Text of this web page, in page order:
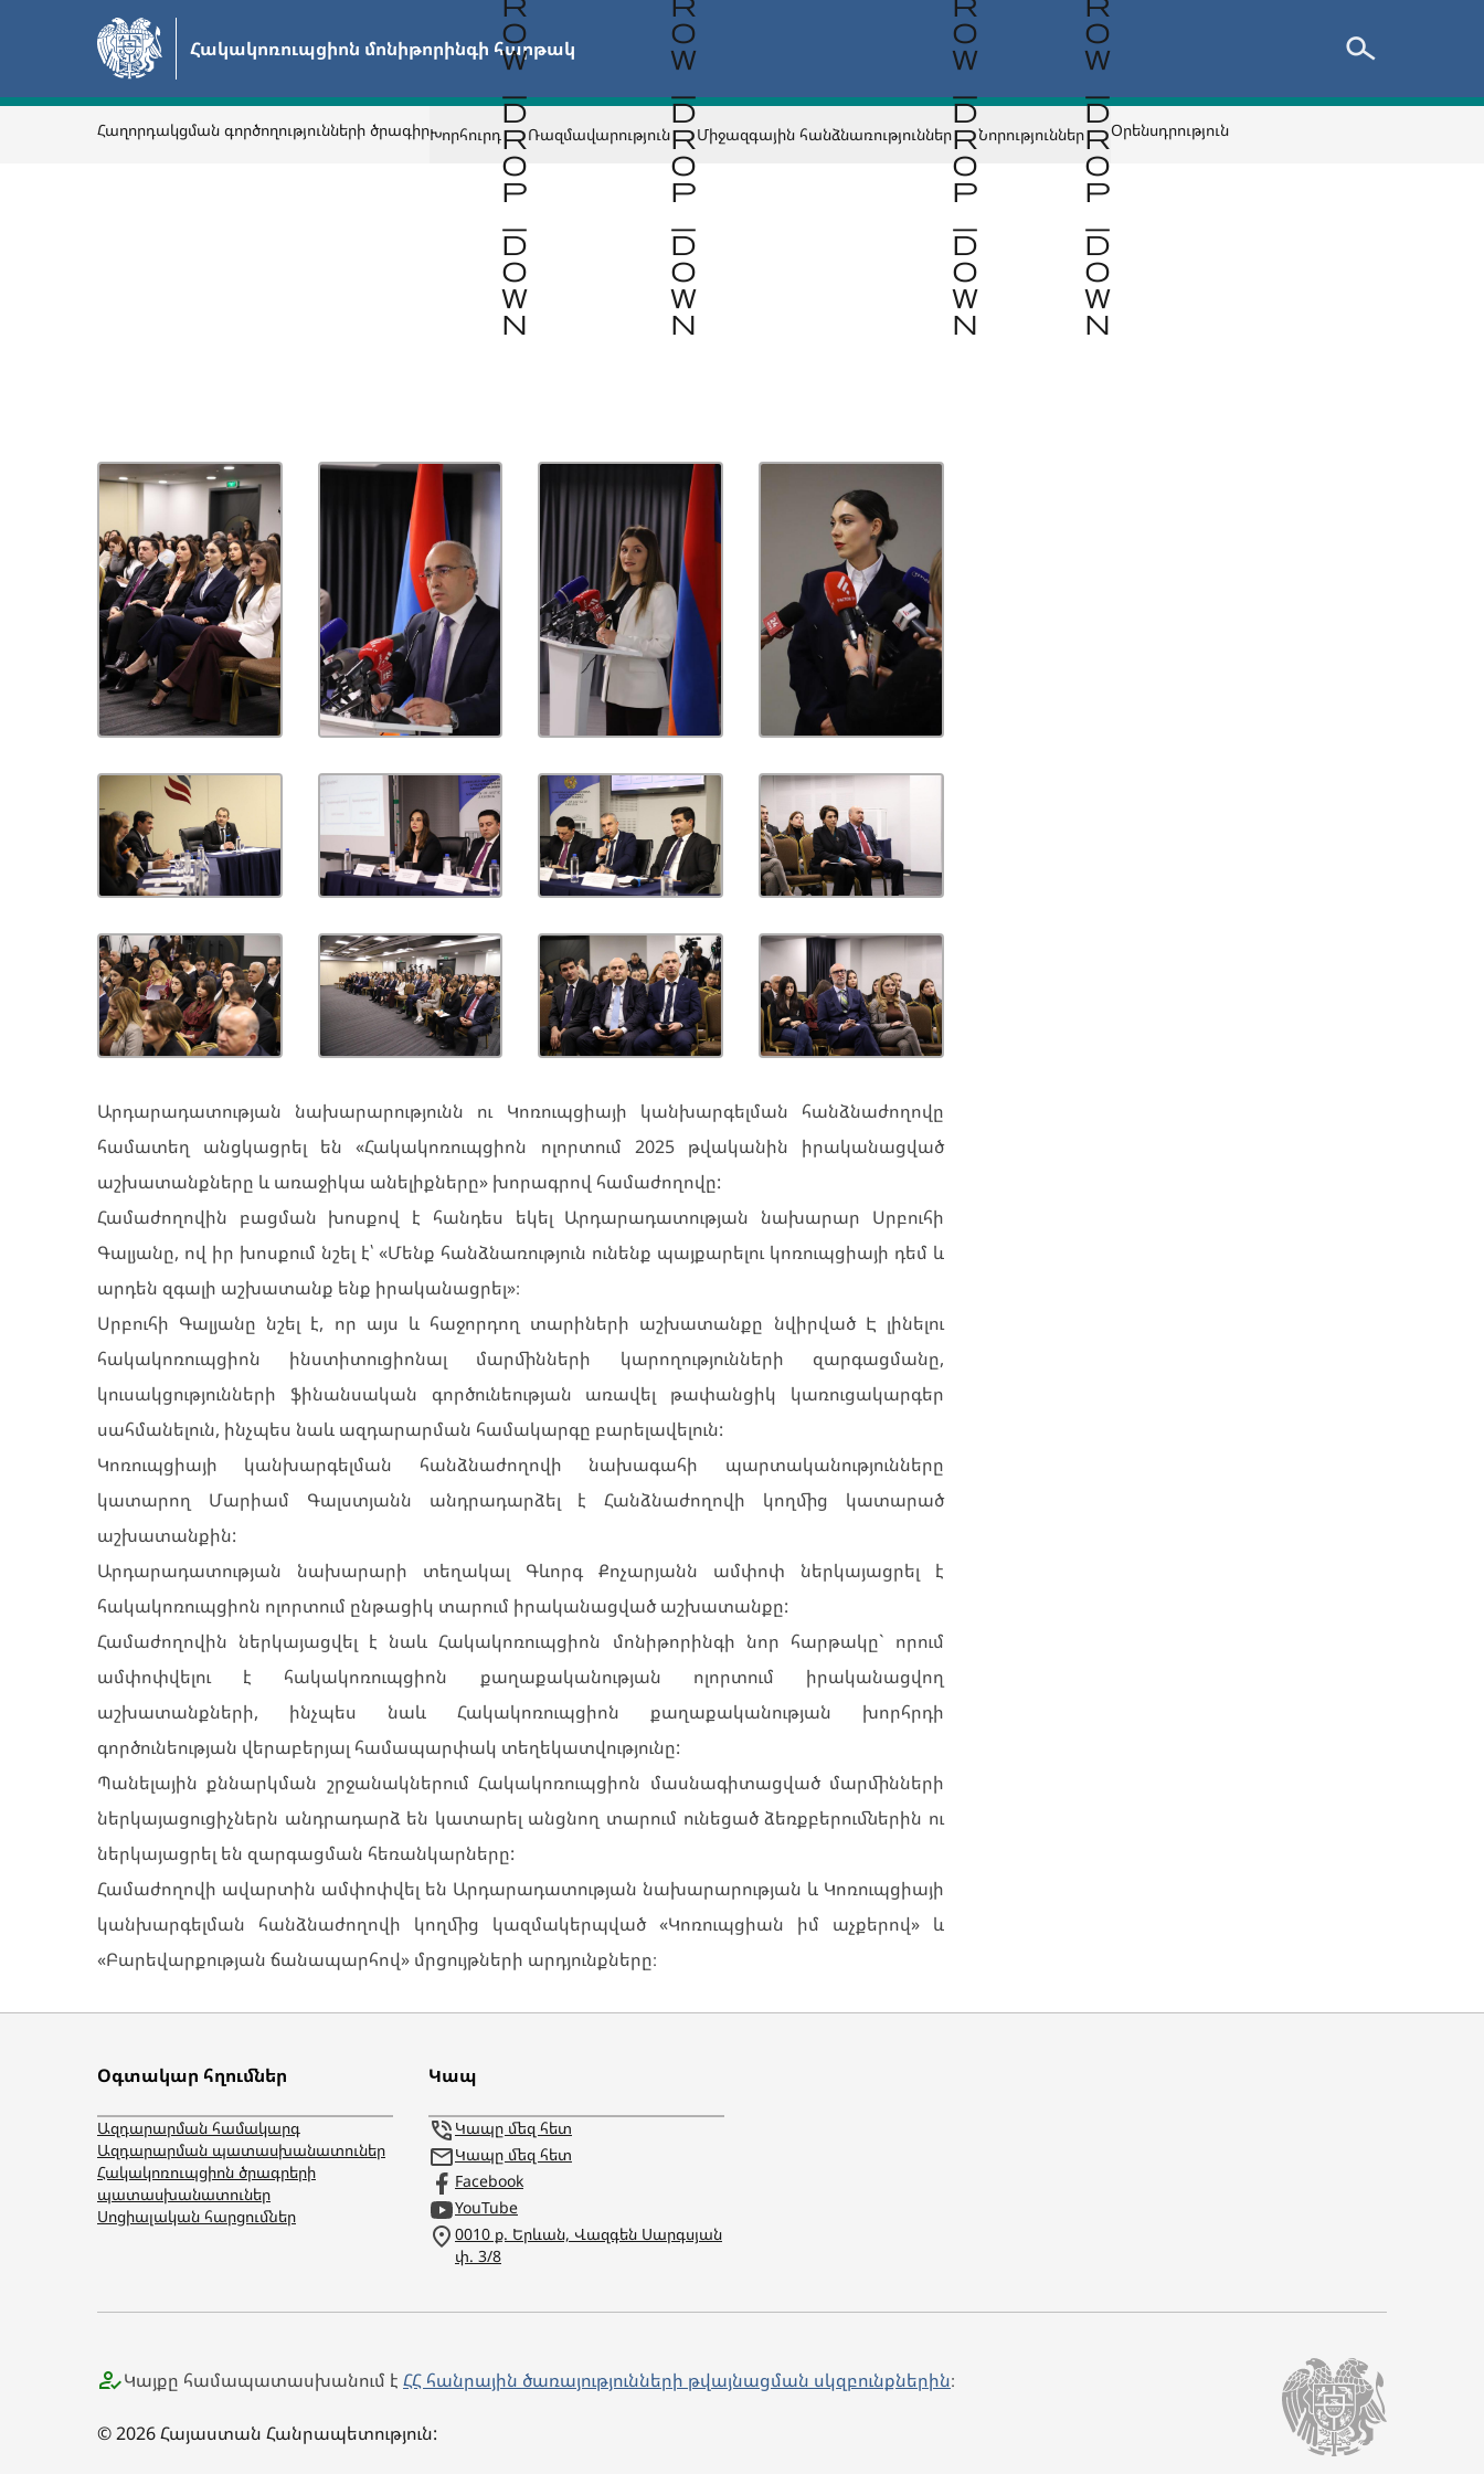
բովանդակությանը
Հակակոռուպցիոն մոնիթորինգի հարթակ
Հաղորդակցման գործողությունների ծրագիրԽորհուրդ Ռազմավարություն Միջազգային հանձնառություններ Նորություններ Օրենսդրություն
Արդարադատության նախարարությունն ու Կոռուպցիայի կանխարգելման հանձնաժողովը
համատեղ անցկացրել են «Հակակոռուպցիոն ոլորտում 2025 թվականին իրականացված
աշխատանքները և առաջիկա անելիքները» խորագրով համաժողովը:
Համաժողովին բացման խոսքով է հանդես եկել Արդարադատության նախարար Սրբուհի
Գալյանը, ով իր խոսքում նշել է՝ «Մենք հանձնառություն ունենք պայքարելու կոռուպցիայի դեմ և
արդեն զգալի աշխատանք ենք իրականացրել»։
Սրբուհի Գալյանը նշել է, որ այս և հաջորդող տարիների աշխատանքը նվիրված Է լինելու
հակակոռուպցիոն ինստիտուցիոնալ մարմինների կարողությունների զարգացմանը,
կուսակցությունների ֆինանսական գործունեության առավել թափանցիկ կառուցակարգեր
սահմանելուն, ինչպես նաև ազդարարման համակարգը բարելավելուն:
Կոռուպցիայի կանխարգելման հանձնաժողովի նախագահի պարտականությունները
կատարող Մարիամ Գալստյանն անդրադարձել է Հանձնաժողովի կողմից կատարած
աշխատանքին:
Արդարադատության նախարարի տեղակալ Գևորգ Քոչարյանն ամփոփ ներկայացրել է
հակակոռուպցիոն ոլորտում ընթացիկ տարում իրականացված աշխատանքը:
Համաժողովին ներկայացվել է նաև Հակակոռուպցիոն մոնիթորինգի նոր հարթակը` որում
ամփոփվելու է հակակոռուպցիոն քաղաքականության ոլորտում իրականացվող
աշխատանքների, ինչպես նաև Հակակոռուպցիոն քաղաքականության խորհրդի
գործունեության վերաբերյալ համապարփակ տեղեկատվությունը:
Պանելային քննարկման շրջանակներում Հակակոռուպցիոն մասնագիտացված մարմինների
ներկայացուցիչներն անդրադարձ են կատարել անցնող տարում ունեցած ձեռքբերումներին ու
ներկայացրել են զարգացման հեռանկարները:
Համաժողովի ավարտին ամփոփվել են Արդարադատության նախարարության և Կոռուպցիայի
կանխարգելման հանձնաժողովի կողմից կազմակերպված «Կոռուպցիան իմ աչքերով» և
«Բարեվարքության ճանապարհով» մրցույթների արդյունքները։
Օգտակար հղումներ
Ազդարարման համակարգ
Ազդարարման պատասխանատուներ
Հակակոռուպցիոն ծրագրերի
պատասխանատուներ
Սոցիալական հարցումներ
Կապ
Կապը մեզ հետ
Կապը մեզ հետ
Facebook
YouTube
0010 ք. Երևան, Վազգեն Սարգսյան
փ. 3/8
Կայքը համապատասխանում է ՀՀ հանրային ծառայությունների թվայնացման սկզբունքներին։
© 2026 Հայաստան Հանրապետություն: